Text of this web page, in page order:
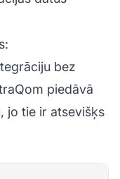
bez
piedāvā
jo tie ir atsevišķs